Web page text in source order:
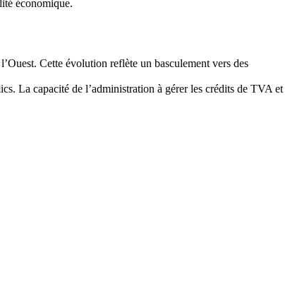
économique.
Cette évolution reflète un basculement vers des
La capacité de l’administration à gérer les crédits de TVA et